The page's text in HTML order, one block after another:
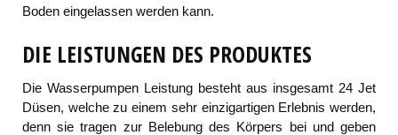
Boden eingelassen werden kann.
DIE LEISTUNGEN DES PRODUKTES
Die Wasserpumpen Leistung besteht aus insgesamt 24 Jet
Düsen, welche zu einem sehr einzigartigen Erlebnis werden,
denn sie tragen zur Belebung des Körpers bei und geben